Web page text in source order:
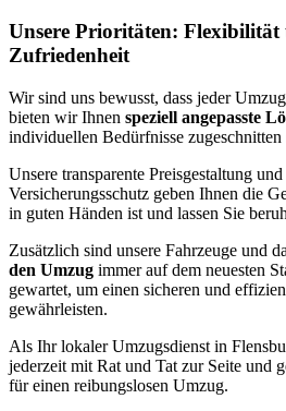
Unsere Prioritäten:
Zufriedenheit
Wir sind uns bewusst, dass jeder
bieten wir Ihnen speziell angepasste
individuellen Bedürfnisse zugeschnitten
Unsere transparente Preisgestaltung
Versicherungsschutz geben Ihnen die
in guten Händen ist und lassen Sie
Zusätzlich sind unsere Fahrzeuge und
den Umzug immer auf dem neuesten
gewartet, um einen sicheren und
gewährleisten.
Als Ihr lokaler Umzugsdienst in
jederzeit mit Rat und Tat zur Seite und
für einen reibungslosen Umzug.